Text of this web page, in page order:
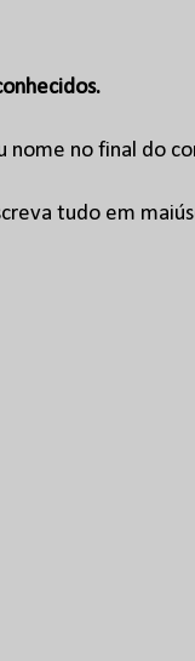
nome no final do
tudo em